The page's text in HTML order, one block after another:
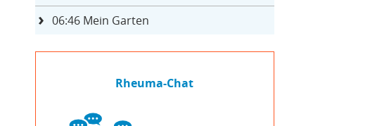
06:46Mein Garten
Rheuma-Chat